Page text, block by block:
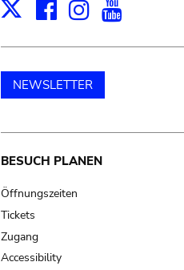
X Facebook
Instagram
NEWSLETTER
Main
navigation
BESUCH PLANEN
Öffnungszeiten
Tickets
Zugang
Accessibility